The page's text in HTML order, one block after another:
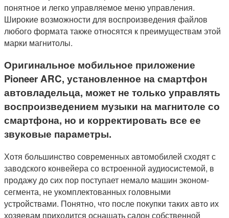
понятное и легко управляемое меню управления.
Широкие возможности для воспроизведения файлов
любого формата также относятся к преимуществам этой
марки магнитолы.
Оригинальное мобильное приложение
Pioneer ARC, установленное на смартфон
автовладельца, может не только управлять
воспроизведением музыки на магнитоле со
смартфона, но и корректировать все ее
звуковые параметры.
Хотя большинство современных автомобилей сходят с
заводского конвейера со встроенной аудиосистемой, в
продажу до сих пор поступает немало машин эконом-
сегмента, не укомплектованных головными
устройствами. Понятно, что после покупки таких авто их
хозяевам приходится оснащать салон собственной